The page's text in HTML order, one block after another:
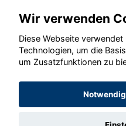
©
Wir verwenden
Diese Webseite
Technologien, um die
um Zusatzfunktionen zu